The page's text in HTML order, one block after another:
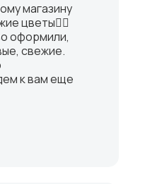
магазину
цветы👍🏼
оформили,
свежие.
к вам еще